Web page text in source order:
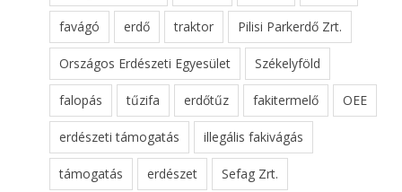
favágó erdő traktor Pilisi Parkerdő Zrt.
Országos Erdészeti Egyesület Székelyföld
falopás tűzifa erdőtűz fakitermelő OEE
erdészeti támogatás illegális fakivágás
támogatás erdészet Sefag Zrt.